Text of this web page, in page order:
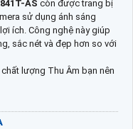
AS còn được trang bị
sử dụng ánh sáng
ích. Công nghệ này giúp
sắc nét và đẹp hơn so với
lượng Thu Âm bạn nên